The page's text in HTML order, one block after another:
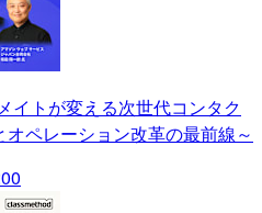
イトが変える次世代コンタク
ペレーション改革の最前線～